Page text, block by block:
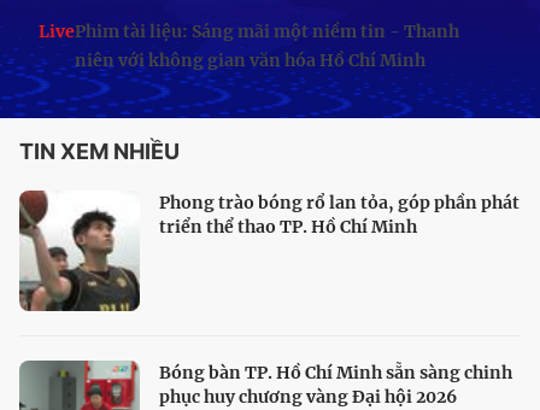
LivePhim tài liệu: Sáng mãi một niềm tin - Thanh
niên với không gian văn hóa Hồ Chí Minh
TIN XEM NHIỀU
Phong trào bóng rổ lan tỏa, góp phần phát
triển thể thao TP. Hồ Chí Minh
Bóng bàn TP. Hồ Chí Minh sẵn sàng chinh
phục huy chương vàng Đại hội 2026